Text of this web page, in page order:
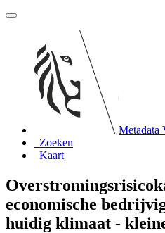
Metadata
Zoeken
Kaart
economische
huidig klimaat -